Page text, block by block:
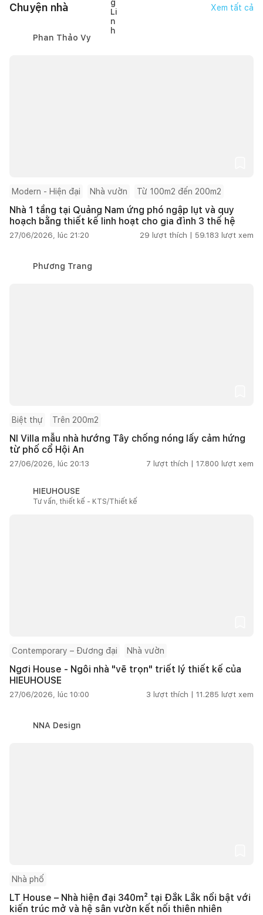
Chuyện nhà Xem tất cả
Phan Thảo Vy
Modern - Hiện đại Nhà vườn Từ 100m2 đến 200m2
Nhà 1 tầng tại Quảng Nam ứng phó ngập lụt và quy
hoạch bằng thiết kế linh hoạt cho gia đình 3 thế hệ
27/06/2026, lúc 21:20 29 lượt thích | 59.183 lượt xem
Phương Trang
Biệt thự Trên 200m2
NI Villa mẫu nhà hướng Tây chống nóng lấy cảm hứng
từ phố cổ Hội An
27/06/2026, lúc 20:13 7 lượt thích | 17.800 lượt xem
HIEUHOUSE
Tư vấn, thiết kế - KTS/Thiết kế
Contemporary – Đương đại Nhà vườn
Ngơi House - Ngôi nhà "vẽ trọn" triết lý thiết kế của
HIEUHOUSE
27/06/2026, lúc 10:00 3 lượt thích | 11.285 lượt xem
NNA Design
Nhà phố
LT House – Nhà hiện đại 340m² tại Đắk Lắk nổi bật với
kiến trúc mở và hệ sân vườn kết nối thiên nhiên